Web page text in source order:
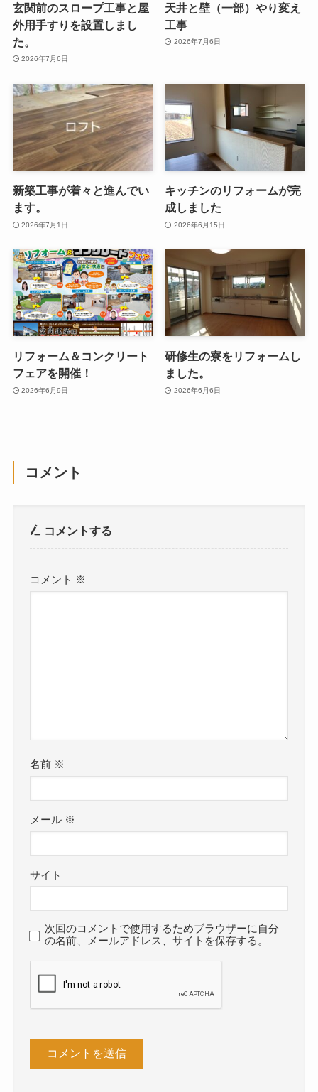
玄関前のスロープ工事と屋
外用手すりを設置しまし
た。
2026年7月6日
天井と壁（一部）やり変え
工事
2026年7月6日
新築工事が着々と進んでい
ます。
2026年7月1日
キッチンのリフォームが完
成しました
2026年6月15日
リフォーム＆コンクリート
フェアを開催！
2026年6月9日
研修生の寮をリフォームし
ました。
2026年6月6日
コメント
コメントする
コメント ※
名前 ※
メール ※
サイト
次回のコメントで使用するためブラウザーに自分
の名前、メールアドレス、サイトを保存する。